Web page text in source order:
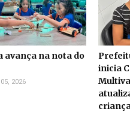
avança na nota do
2026
inicia